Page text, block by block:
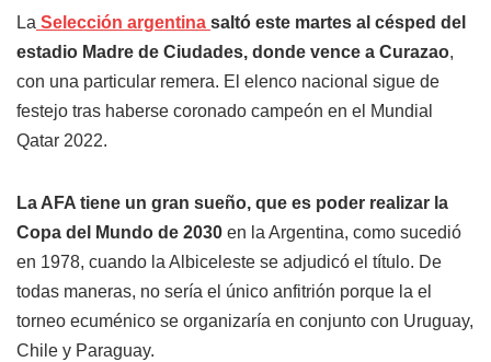
La Selección argentina saltó este martes al césped del
estadio Madre de Ciudades, donde vence a Curazao,
con una particular remera. El elenco nacional sigue de
festejo tras haberse coronado campeón en el Mundial
Qatar 2022.
La AFA tiene un gran sueño, que es poder realizar la
Copa del Mundo de 2030 en la Argentina, como sucedió
en 1978, cuando la Albiceleste se adjudicó el título. De
todas maneras, no sería el único anfitrión porque la el
torneo ecuménico se organizaría en conjunto con Uruguay,
Chile y Paraguay.